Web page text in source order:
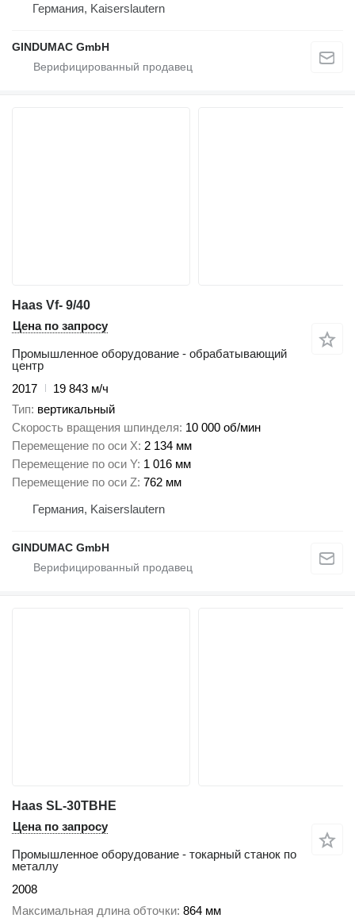
Германия, Kaiserslautern
GINDUMAC GmbH
Haas Vf- 9/40
Цена по запросу
Промышленное оборудование - обрабатывающий
центр
2017
19 843 м/ч
Тип вертикальный
Скорость вращения шпинделя 10 000 об/мин
Перемещение по оси X 2 134 мм
Перемещение по оси Y 1 016 мм
Перемещение по оси Z 762 мм
Германия, Kaiserslautern
GINDUMAC GmbH
Haas SL-30TBHE
Цена по запросу
Промышленное оборудование - токарный станок по
металлу
2008
Максимальная длина обточки 864 мм